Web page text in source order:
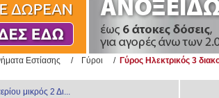
Εστίασης / Γύροι / Γύρος Ηλεκτρικός 3
μικρός 2 Δι...